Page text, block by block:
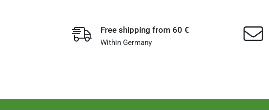
Free shipping from 60 €
Within Germany